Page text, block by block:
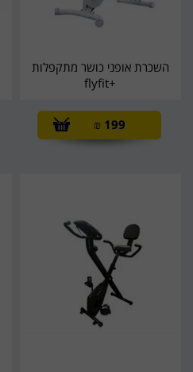
השכרת אופני כושר מתקפלות
+flyfit
199
₪